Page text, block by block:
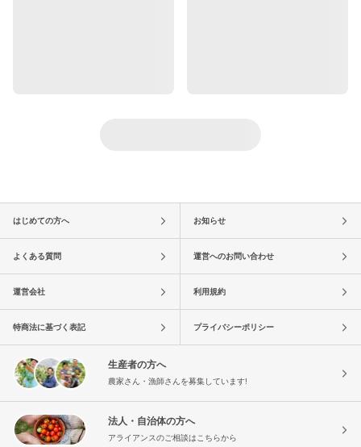
はじめての方へ お知らせ
よくある質問 運営へのお問い合わせ
運営会社 利用規約
特商法に基づく表記 プライバシーポリシー
生産者の方へ
農家さん・漁師さんを募集しています!
法人・自治体の方へ
アライアンスのご相談はこちらから